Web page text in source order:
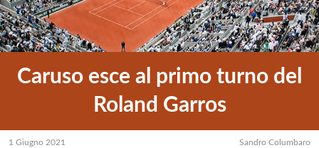
Caruso esce al primo turno del
Roland Garros
1 Giugno 2021 Sandro Columbaro